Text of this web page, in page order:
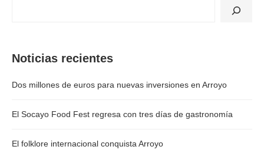
Noticias recientes
Dos millones de euros para nuevas inversiones en Arroyo
El Socayo Food Fest regresa con tres días de gastronomía
El folklore internacional conquista Arroyo